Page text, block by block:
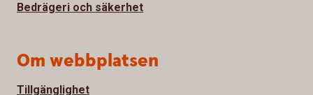
Bedrägeri och säkerhet
Om webbplatsen
Tillgänglighet